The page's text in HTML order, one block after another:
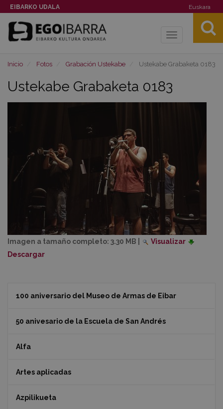
EIBARKO UDALA Euskara
Toggle
Inicio Fotos Grabación Ustekabe Ustekabe Grabaketa 0183
Ustekabe Grabaketa 0183
Imagen a tamaño completo: 3.30 MB
Visualizar
Descargar
100 aniversario del Museo de Armas de Eibar
50 anivesario de la Escuela de San Andrés
Alfa
Artes aplicadas
Azpilikueta